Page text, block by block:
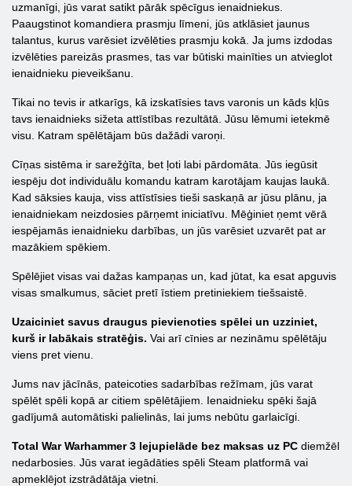
uzmanīgi, jūs varat satikt pārāk spēcīgus ienaidniekus.
Paaugstinot komandiera prasmju līmeni, jūs atklāsiet jaunus
talantus, kurus varēsiet izvēlēties prasmju kokā. Ja jums izdodas
izvēlēties pareizās prasmes, tas var būtiski mainīties un atvieglot
ienaidnieku pieveikšanu.
Tikai no tevis ir atkarīgs, kā izskatīsies tavs varonis un kāds kļūs
tavs ienaidnieks sižeta attīstības rezultātā. Jūsu lēmumi ietekmē
visu. Katram spēlētājam būs dažādi varoņi.
Cīņas sistēma ir sarežģīta, bet ļoti labi pārdomāta. Jūs iegūsit
iespēju dot individuālu komandu katram karotājam kaujas laukā.
Kad sāksies kauja, viss attīstīsies tieši saskaņā ar jūsu plānu, ja
ienaidniekam neizdosies pārņemt iniciatīvu. Mēģiniet ņemt vērā
iespējamās ienaidnieku darbības, un jūs varēsiet uzvarēt pat ar
mazākiem spēkiem.
Spēlējiet visas vai dažas kampaņas un, kad jūtat, ka esat apguvis
visas smalkumus, sāciet pretī īstiem pretiniekiem tiešsaistē.
Uzaiciniet savus draugus pievienoties spēlei un uzziniet,
kurš ir labākais stratēģis. Vai arī cīnies ar nezināmu spēlētāju
viens pret vienu.
Jums nav jācīnās, pateicoties sadarbības režīmam, jūs varat
spēlēt spēli kopā ar citiem spēlētājiem. Ienaidnieku spēki šajā
gadījumā automātiski palielinās, lai jums nebūtu garlaicīgi.
Total War Warhammer 3 lejupielāde bez maksas uz PC diemžēl
nedarbosies. Jūs varat iegādāties spēli Steam platformā vai
apmeklējot izstrādātāja vietni.